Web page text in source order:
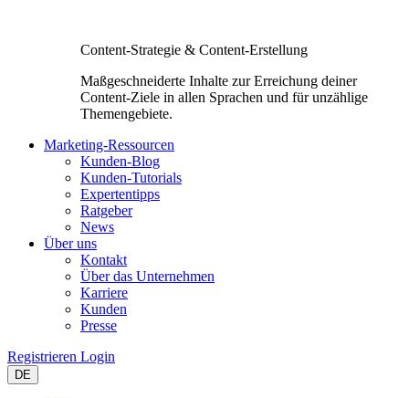
Content-Strategie & Content-Erstellung
Maßgeschneiderte Inhalte zur Erreichung deiner
Content-Ziele in allen Sprachen und für unzählige
Themengebiete.
Marketing-Ressourcen
Kunden-Blog
Kunden-Tutorials
Expertentipps
Ratgeber
News
Über uns
Kontakt
Über das Unternehmen
Karriere
Kunden
Presse
Registrieren Login
DE